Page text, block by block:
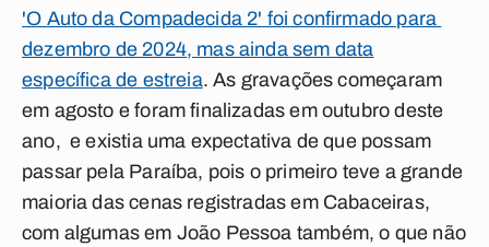
'O Auto da Compadecida 2' foi confirmado para
dezembro de 2024, mas ainda sem data
específica de estreia. As gravações começaram
em agosto e foram finalizadas em outubro deste
ano, e existia uma expectativa de que possam
passar pela Paraíba, pois o primeiro teve a grande
maioria das cenas registradas em Cabaceiras,
com algumas em João Pessoa também, o que não